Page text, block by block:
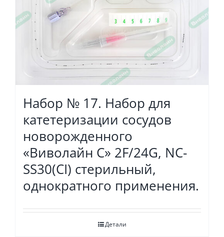
Набор № 17. Набор для
катетеризации сосудов
новорожденного
«Виволайн С» 2F/24G, NC-
SS30(CI) стерильный,
однократного применения.
Детали